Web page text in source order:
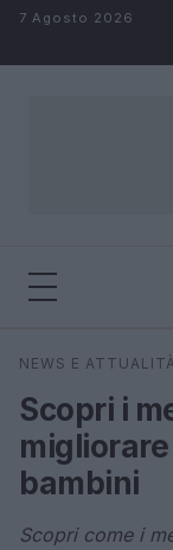
Salta al contenuto
7 Agosto 2026
Cerca
NEWS E ATTUALITÀ
Scopri i
bambini
Scopri come i